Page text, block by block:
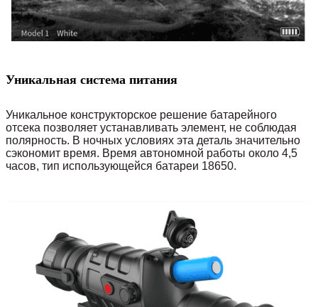
Уникальная система питания
Уникальное конструкторское решение батарейного
отсека позволяет устанавливать элемент, не соблюдая
полярность. В ночных условиях эта деталь значительно
сэкономит время. Время автономной работы около 4,5
часов, тип использующейся батареи 18650.